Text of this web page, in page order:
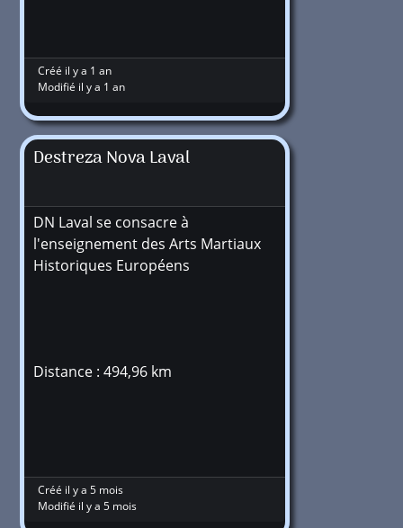
Créé il y a 1 an
Modifié il y a 1 an
Destreza Nova Laval
DN Laval se consacre à
l'enseignement des Arts Martiaux
Historiques Européens
Distance : 494,96 km
Créé il y a 5 mois
Modifié il y a 5 mois